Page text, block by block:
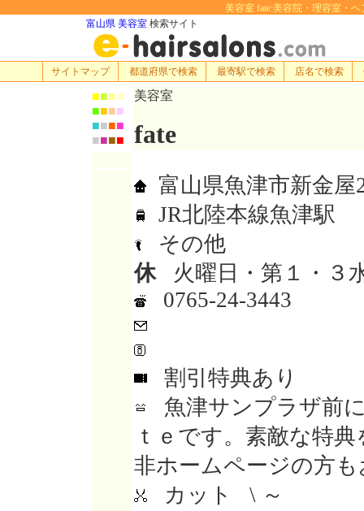
美容室 fate:美容院・理容室・
富山県 美容室 検索サイト
サイトマップ 都道府県で検索 最寄駅で検索 店名で検索
■■■■
■■■■
■■■■
■■■■
美容室
fate
富山県魚津市新金屋
JR北陸本線魚津駅
その他
休火曜日・第１・３
0765-24-3443
割引特典あり
魚津サンプラザ前
ｔｅです。素敵な特
非ホームページの方
カット \ ～